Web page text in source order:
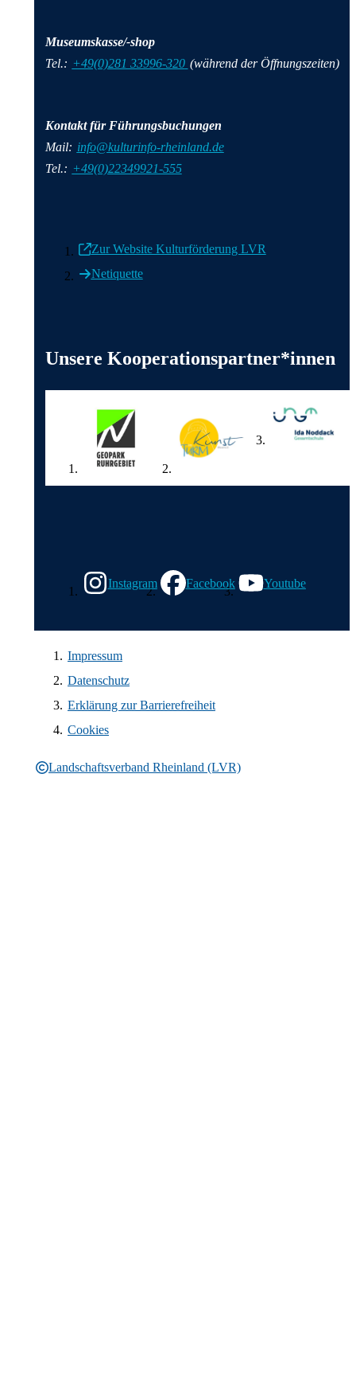
Museumskasse/-shop
Tel.: +49(0)281 33996-320 (während der Öffnungszeiten)
Kontakt für Führungsbuchungen
Mail: info@kulturinfo-rheinland.de
Tel.: +49(0)22349921-555
Zur Website Kulturförderung LVR
Netiquette
Unsere Kooperationspartner*innen
Instagram
Facebook Youtube
Landschaftsverband Rheinland (LVR)
Impressum
Datenschutz
Erklärung zur Barrierefreiheit
Cookies